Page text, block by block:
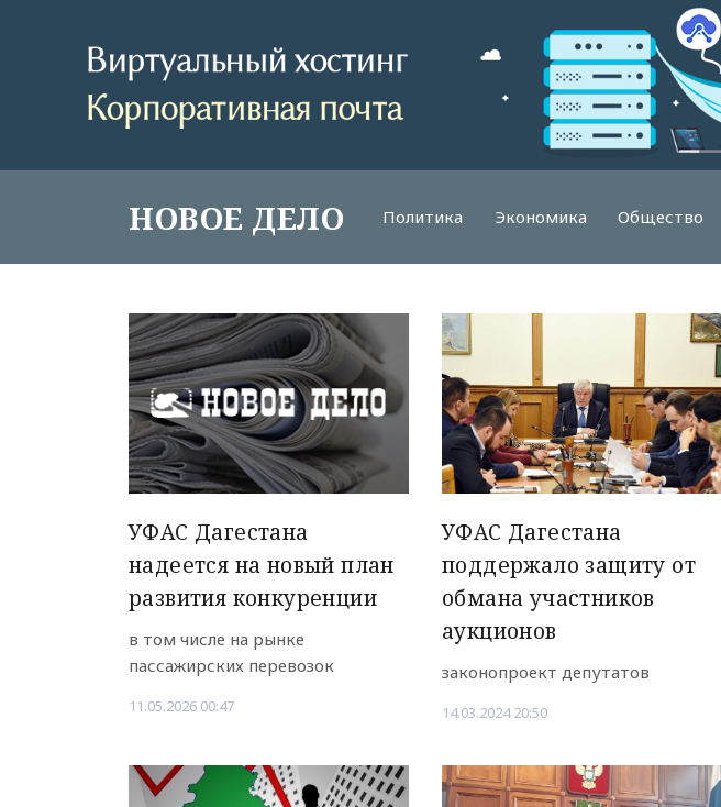
НОВОЕ ДЕЛО Политика Экономика Общество
УФАС Дагестана
надеется на новый план
развития конкуренции
в том числе на рынке
пассажирских перевозок
11.05.2026 00:47
УФАС Дагестана
поддержало защиту от
обмана участников
аукционов
законопроект депутатов
14.03.2024 20:50